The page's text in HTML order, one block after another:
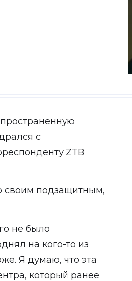
с
ZTB
своим подзащитным,
не было
на кого-то из
Я думаю, что эта
который ранее